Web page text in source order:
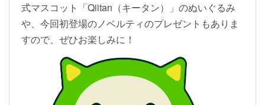
式マスコット「Qiitan（キータン）」のぬいぐるみ
や、今回初登場のノベルティのプレゼントもありま
すので、ぜひお楽しみに！